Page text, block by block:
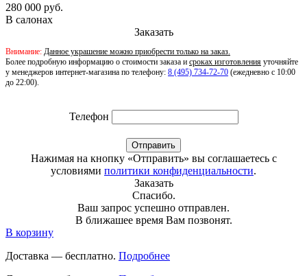
280 000 руб.
В салонах
Заказать
Внимание: Данное украшение можно приобрести только на заказ.
Более подробную информацию о стоимости заказа и сроках изготовления уточняйте
у менеджеров интернет-магазина по телефону: 8 (495) 734-72-70 (ежедневно с 10:00
до 22:00).
Телефон
Отправить
Нажимая на кнопку «Отправить» вы соглашаетесь с
условиями политики конфиденциальности.
Заказать
Спасибо.
Ваш запрос успешно отправлен.
В ближашее время Вам позвонят.
В корзину
Доставка — бесплатно. Подробнее